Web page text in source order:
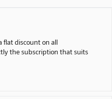
flat discount on all
the subscription that suits